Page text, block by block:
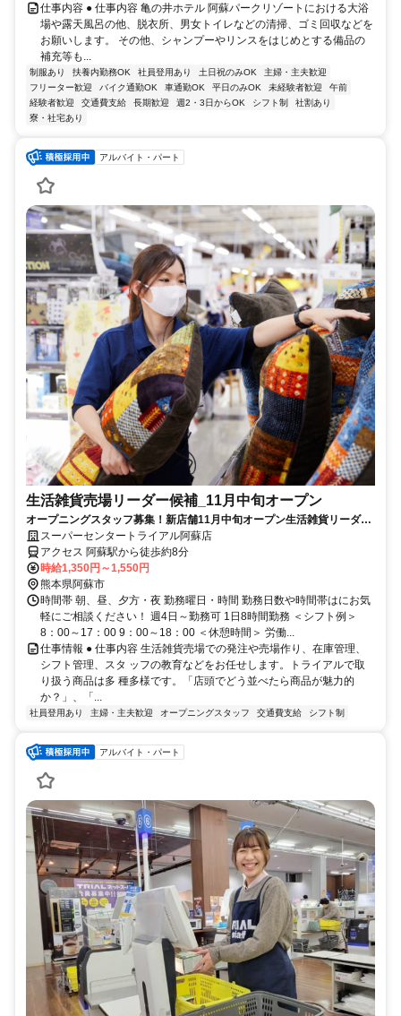
仕事内容 ● 仕事内容 亀の井ホテル 阿蘇パークリゾートにおける大浴
場や露天風呂の他、脱衣所、男女トイレなどの清掃、ゴミ回収などを
お願いします。 その他、シャンプーやリンスをはじめとする備品の
補充等も...
制服あり 扶養内勤務OK 社員登用あり 土日祝のみOK
主婦・主夫歓迎
フリーター歓迎
バイク通勤OK 車通勤OK 平日のみOK 未経験者歓迎
午前
経験者歓迎
交通費支給 長期歓迎 週2・3日からOK シフト制
社割あり
寮・社宅あり
アルバイト・パート
生活雑貨売場リーダー候補_11月中旬オープン
オープニングスタッフ募集！新店舗11月中旬オープン生活雑貨リーダー
候補募集※業務経験要
スーパーセンタートライアル阿蘇店
アクセス 阿蘇駅から徒歩約8分
時給1,350円～1,550円
熊本県阿蘇市
時間帯 朝、昼、夕方・夜 勤務曜日・時間 勤務日数や時間帯はにお気
軽にご相談ください！ 週4日～勤務可 1日8時間勤務 ＜シフト例＞
8：00～17：00 9：00～18：00 ＜休憩時間＞ 労働...
仕事情報 ● 仕事内容 生活雑貨売場での発注や売場作り、在庫管理、
シフト管理、スタ ッフの教育などをお任せします。トライアルで取
り扱う商品は多 種多様です。「店頭でどう並べたら商品が魅力的
か？」、「...
社員登用あり 主婦・主夫歓迎 オープニングスタッフ 交通費支給 シフト制
アルバイト・パート